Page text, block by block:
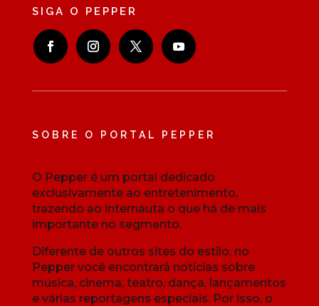
SIGA O PEPPER
SOBRE O PORTAL PEPPER
O Pepper é um portal dedicado
exclusivamente ao entretenimento,
trazendo ao internauta o que há de mais
importante no segmento.
Diferente de outros sites do estilo, no
Pepper você encontrará notícias sobre
música, cinema, teatro, dança, lançamentos
e várias reportagens especiais. Por isso, o